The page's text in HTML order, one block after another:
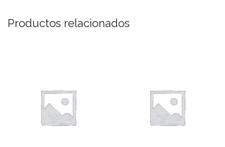
Productos relacionados